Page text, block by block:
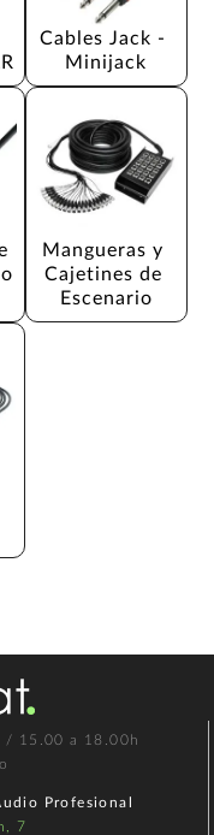
Cables Jack -
Minijack
Mangueras y
Cajetines de
Escenario
/ 15.00 a 18.00h
Profesional
7